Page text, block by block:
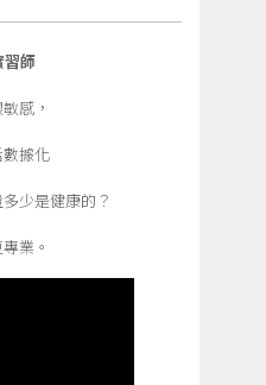
習師
感，
據化
少是健康的？
業。